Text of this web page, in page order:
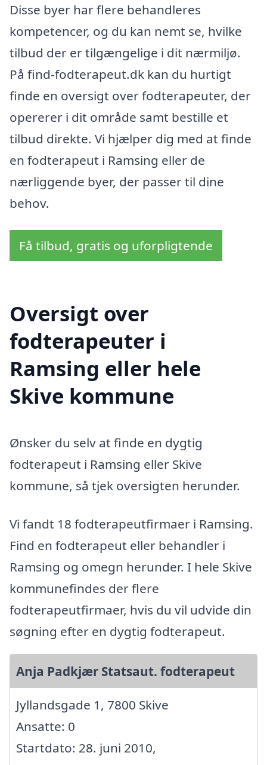
Disse byer har flere behandleres
kompetencer, og du kan nemt se, hvilke
tilbud der er tilgængelige i dit nærmiljø.
På find-fodterapeut.dk kan du hurtigt
finde en oversigt over fodterapeuter, der
opererer i dit område samt bestille et
tilbud direkte. Vi hjælper dig med at finde
en fodterapeut i Ramsing eller de
nærliggende byer, der passer til dine
behov.
Få tilbud, gratis og uforpligtende
Oversigt over
fodterapeuter i
Ramsing eller hele
Skive kommune
Ønsker du selv at finde en dygtig
fodterapeut i Ramsing eller Skive
kommune, så tjek oversigten herunder.
Vi fandt 18 fodterapeutfirmaer i Ramsing.
Find en fodterapeut eller behandler i
Ramsing og omegn herunder. I hele Skive
kommunefindes der flere
fodterapeutfirmaer, hvis du vil udvide din
søgning efter en dygtig fodterapeut.
Anja Padkjær Statsaut. fodterapeut
Jyllandsgade 1, 7800 Skive
Ansatte: 0
Startdato: 28. juni 2010,